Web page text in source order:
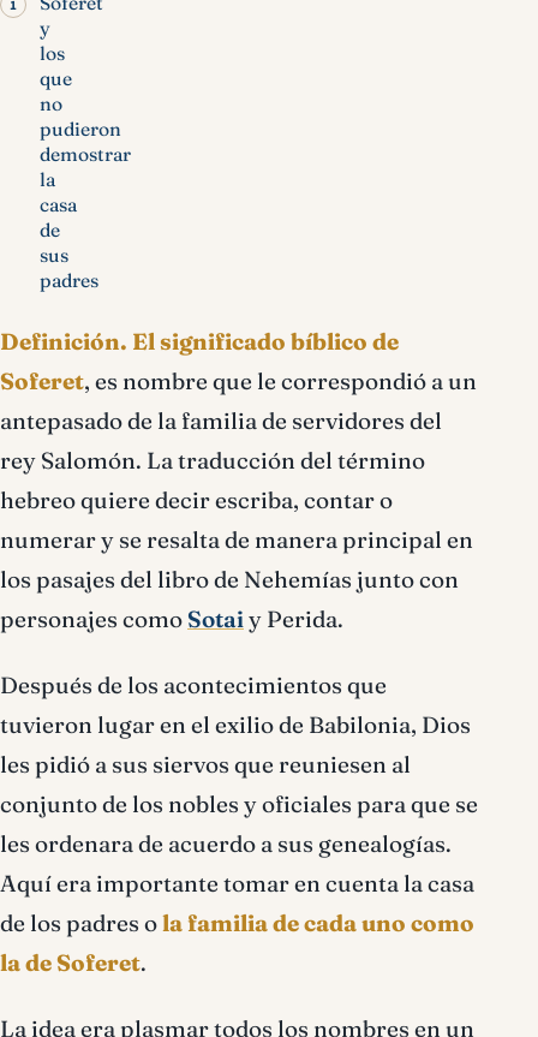
y
los
que
no
pudieron
demostrar
la
casa
de
sus
padres
Definición. El significado bíblico de
Soferet, es nombre que le correspondió a un
antepasado de la familia de servidores del
rey Salomón. La traducción del término
hebreo quiere decir escriba, contar o
numerar y se resalta de manera principal en
los pasajes del libro de Nehemías junto con
personajes como Sotaiy Perida.
Después de los acontecimientos que
tuvieron lugar en el exilio de Babilonia, Dios
les pidió a sus siervos que reuniesen al
conjunto de los nobles y oficiales para que se
les ordenara de acuerdo a sus genealogías.
Aquí era importante tomar en cuenta la casa
de los padres ola familia de cada uno como
la de Soferet.
La idea era plasmar todos los nombres en un